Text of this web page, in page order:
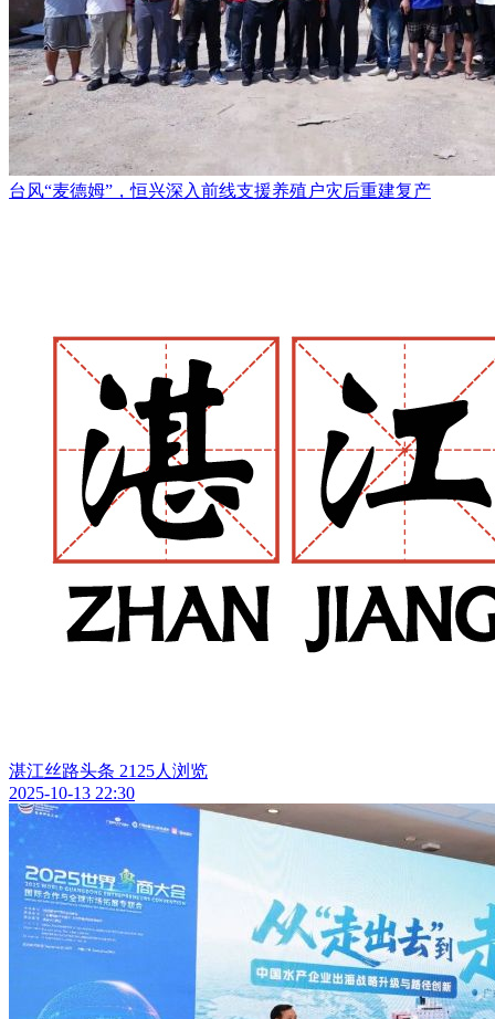
台风“麦德姆”，恒兴深入前线支援养殖户灾后重建复产
湛江丝路头条 2125人浏览
2025-10-13 22:30